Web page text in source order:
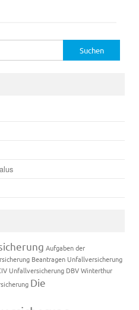
Aufgaben der
Beantragen Unfallversicherung
Unfallversicherung DBV Winterthur
Die